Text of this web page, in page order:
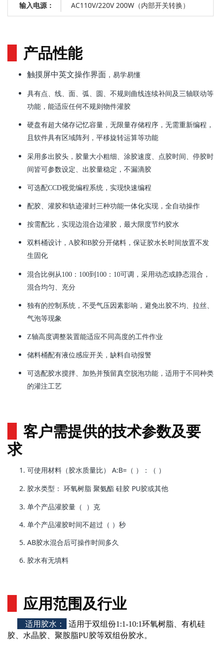
输入电源： AC110V/220V 200W（内部开关转换）
产品性能
触摸屏中英文操作界面 ，易学易懂
具有点、线、面、弧、圆、不规则曲线连续补间及三轴联动等
功能，能适应任何不规则物件灌胶
硬盘有超大储存记忆容量，无限量存储程序，无需重新编程，
且软件具有区域阵列，平移旋转运算等功能
采用多出胶头，胶量大小粗细、涂胶速度、点胶时间、停胶时
间皆可参数设定、出胶量稳定，不漏滴胶
可选配CCD视觉编程系统，实现快速编程
配胶、灌胶和轨迹灌封三种功能一体化实现，全自动操作
按需配比，实现边混合边灌胶，最大限度节约胶水
双料桶设计，A胶和B胶分开储料，保证胶水长时间放置不发
生固化
混合比例从100：100到100：10可调，采用动态或静态混合，
混合均匀、充分
独有的控制系统，不受气压因素影响，避免出胶不均、拉丝、
气泡等现象
Z轴高度调整装置能适应不同高度的工件作业
储料桶配有液位感应开关，缺料自动报警
可选配胶水搅拌、加热并预留真空脱泡功能，适用于不同种类
的灌注工艺
客户需提供的技术参数及要
求
可使用材料（胶水质量比） A:B=（ ）：（ ）
胶水类型： 环氧树脂 聚氨酯 硅胶 PU胶或其他
单个产品灌胶量（ ）克
单个产品灌胶时间不超过（ ）秒
AB胶水混合后可操作时间多久
胶水有无填料
应用范围及行业
适用胶水 ：
适用于双组份1:1-10:1环氧树脂、有机硅
胶、水晶胶、聚胺脂PU胶等双组份胶水。